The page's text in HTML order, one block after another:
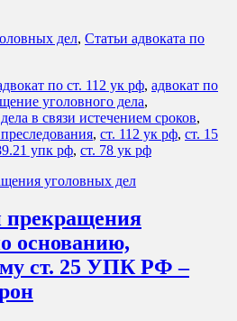
дел, Статьи адвоката по
по ст. 112 ук рф, адвокат по
уголовного дела,
в связи истечением сроков,
, ст. 112 ук рф, ст. 15
упк рф, ст. 78 ук рф
прекращения
основанию,
ст. 25 УПК РФ –